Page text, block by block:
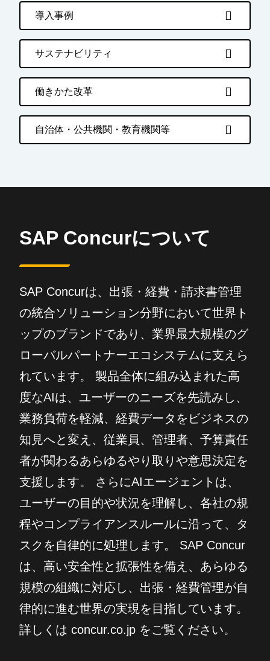
導入事例
サステナビリティ
働きかた改革
自治体・公共機関・教育機関等
SAP Concurについて
SAP Concurは、出張・経費・請求書管理
の統合ソリューション分野において世界ト
ップのブランドであり、業界最大規模のグ
ローバルパートナーエコシステムに支えら
れています。 製品全体に組み込まれた高
度なAIは、ユーザーのニーズを先読みし、
業務負荷を軽減、経費データをビジネスの
知見へと変え、従業員、管理者、予算責任
者が関わるあらゆるやり取りや意思決定を
支援します。 さらにAIエージェントは、
ユーザーの目的や状況を理解し、各社の規
程やコンプライアンスルールに沿って、タ
スクを自律的に処理します。 SAP Concur
は、高い安全性と拡張性を備え、あらゆる
規模の組織に対応し、出張・経費管理が自
律的に進む世界の実現を目指しています。
詳しくは concur.co.jp をご覧ください。